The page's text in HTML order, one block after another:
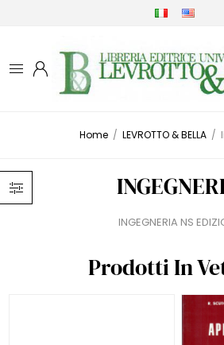
Home / LEVROTTO & BELLA /
INGEGNERIA NS
Prodotti In